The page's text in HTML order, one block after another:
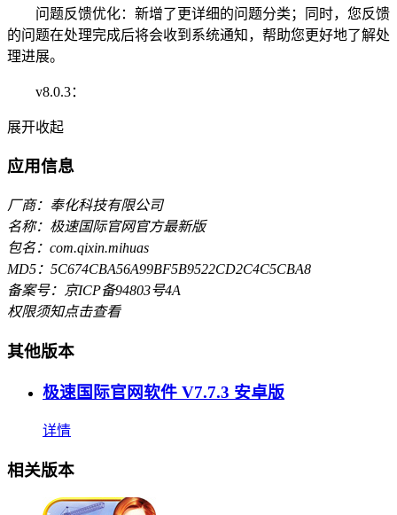
问题反馈优化：新增了更详细的问题分类；同时，您反馈
的问题在处理完成后将会收到系统通知，帮助您更好地了解处
理进展。
v8.0.3：
展开收起
应用信息
厂商：奉化科技有限公司
名称：极速国际官网官方最新版
包名：com.qixin.mihuas
MD5：5C674CBA56A99BF5B9522CD2C4C5CBA8
备案号：京ICP备94803号4A
权限须知点击查看
其他版本
极速国际官网软件 V7.7.3 安卓版
详情
相关版本